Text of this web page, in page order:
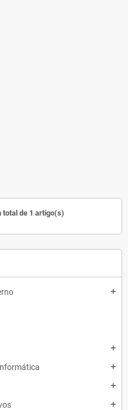
add
add
add
add
add
total de 1 artigo(s)